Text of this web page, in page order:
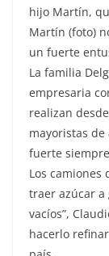
hijo Martín,
Martín (foto)
un fuerte
La familia
empresaria
realizan
mayoristas
fuerte
Los camiones
traer azúcar a
vacíos”,
hacerlo